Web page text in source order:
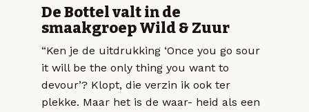
De Bottel valt in de
smaakgroep Wild & Zuur
“Ken je de uitdrukking ‘Once you go sour
it will be the only thing you want to
devour’? Klopt, die verzin ik ook ter
plekke. Maar het is de waar- heid als een